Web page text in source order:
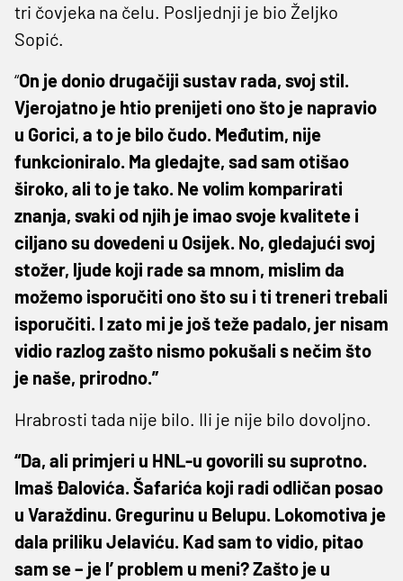
tri čovjeka na čelu. Posljednji je bio Željko
Sopić.
“On je donio drugačiji sustav rada, svoj stil.
Vjerojatno je htio prenijeti ono što je napravio
u Gorici, a to je bilo čudo. Međutim, nije
funkcioniralo. Ma gledajte, sad sam otišao
široko, ali to je tako. Ne volim komparirati
znanja, svaki od njih je imao svoje kvalitete i
ciljano su dovedeni u Osijek. No, gledajući svoj
stožer, ljude koji rade sa mnom, mislim da
možemo isporučiti ono što su i ti treneri trebali
isporučiti. I zato mi je još teže padalo, jer nisam
vidio razlog zašto nismo pokušali s nečim što
je naše, prirodno.”
Hrabrosti tada nije bilo. Ili je nije bilo dovoljno.
“Da, ali primjeri u HNL-u govorili su suprotno.
Imaš Đalovića. Šafarića koji radi odličan posao
u Varaždinu. Gregurinu u Belupu. Lokomotiva je
dala priliku Jelaviću. Kad sam to vidio, pitao
sam se – je l’ problem u meni? Zašto je u